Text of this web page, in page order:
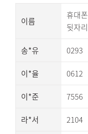
이름
휴대폰
뒷자리
송*유 0293
이*율 0612
이*준 7556
라*서 2104